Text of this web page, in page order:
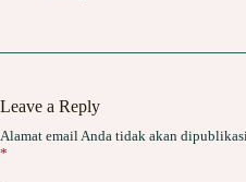
Leave a Reply
Alamat email Anda tidak akan
*